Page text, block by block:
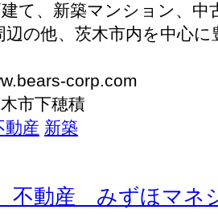
て、新築マンション、中
辺の他、茨木市内を中心
corp.com
市下穂積
動産 新築
動産 みずほマネ